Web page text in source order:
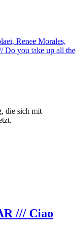
die sich mit
/// Ciao